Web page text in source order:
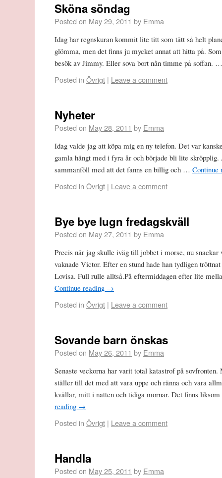
Sköna söndag
Posted on May 29, 2011 by Emma
Idag har regnskuran kommit lite titt som tätt så helt
glömma, men det finns ju mycket annat att hitta på.
besök av Jimmy. Eller sova bort nån timme på soffan.
Posted in Övrigt | Leave a comment
Nyheter
Posted on May 28, 2011 by Emma
Idag valde jag att köpa mig en ny telefon. Det var
gamla hängt med i fyra år och började bli lite
sammanföll med att det fanns en billig och … Continue
Posted in Övrigt | Leave a comment
Bye bye lugn fredagskväll
Posted on May 27, 2011 by Emma
Precis när jag skulle iväg till jobbet i morse, nu snackar
vaknade Victor. Efter en stund hade han tydligen
Lovisa. Full rulle alltså.På eftermiddagen efter lite
Continue reading →
Posted in Övrigt | Leave a comment
Sovande barn önskas
Posted on May 26, 2011 by Emma
Senaste veckorna har varit total katastrof på
ställer till det med att vara uppe och ränna och vara
kvällar, mitt i natten och tidiga mornar. Det finns
reading →
Posted in Övrigt | Leave a comment
Handla
Posted on May 25, 2011 by Emma